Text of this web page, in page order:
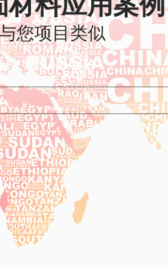
您项目类似